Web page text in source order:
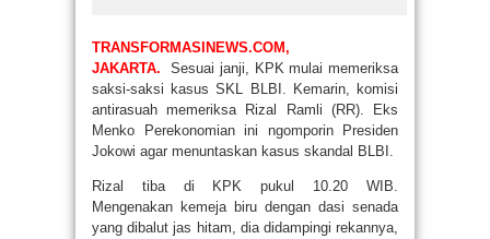
TRANSFORMASINEWS.COM,
JAKARTA.
Sesuai janji, KPK mulai memeriksa
saksi-saksi kasus SKL BLBI. Kemarin, komisi
antirasuah memeriksa Rizal Ramli (RR). Eks
Menko Perekonomian ini ngomporin Presiden
Jokowi agar menuntaskan kasus skandal BLBI.
Rizal tiba di KPK pukul 10.20 WIB.
Mengenakan kemeja biru dengan dasi senada
yang dibalut jas hitam, dia didampingi rekannya,